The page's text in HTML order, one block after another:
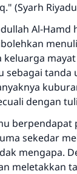
(Syarh
Al-Hamd
keluarga
sebagai
dengan
berpendapat
sekedar
mengapa.
meletakkan
Saham